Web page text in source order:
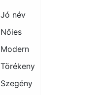
Jó név
Nőies
Modern
Törékeny
Szegény